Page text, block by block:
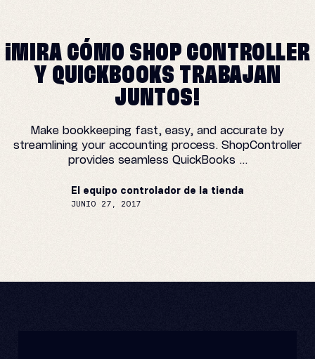
¡MIRA CÓMO SHOP CONTROLLER
Y QUICKBOOKS TRABAJAN
JUNTOS!
Make bookkeeping fast, easy, and accurate by
streamlining your accounting process. ShopController
provides seamless QuickBooks ...
El equipo controlador de la tienda
JUNIO 27, 2017